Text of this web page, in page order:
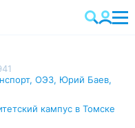
, ОЭЗ, Юрий Баев,
кампус в Томске